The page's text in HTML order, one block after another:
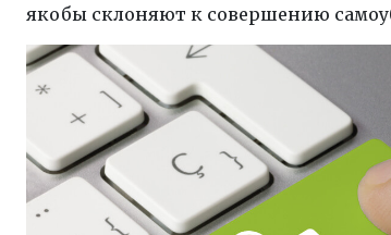
якобы склоняют к совершению